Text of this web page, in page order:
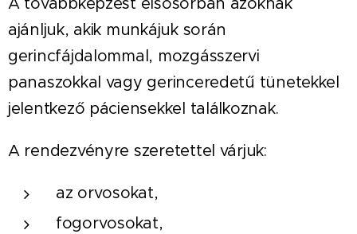
ajánljuk, akik munkájuk során
gerincfájdalommal, mozgásszervi
panaszokkal vagy gerinceredetű tünetekkel
jelentkező páciensekkel találkoznak.
A rendezvényre szeretettel várjuk:
az orvosokat,
fogorvosokat,